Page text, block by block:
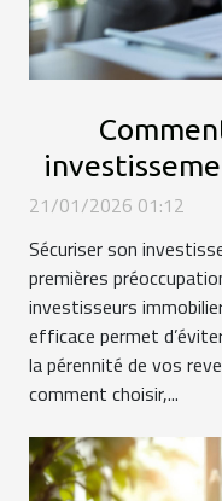
de
21/01/2026 01:12
Sécuriser son
premières
investisseurs
efficace permet
la pérennité de vos
comment choisir,...